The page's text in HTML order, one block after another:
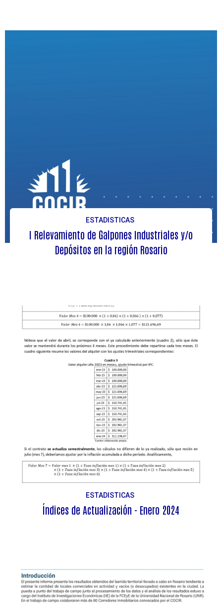
ESTADISTICAS
I Relevamiento de Galpones Industriales y/o
Depósitos en la región Rosario
ESTADISTICAS
Índices de Actualización - Enero 2024